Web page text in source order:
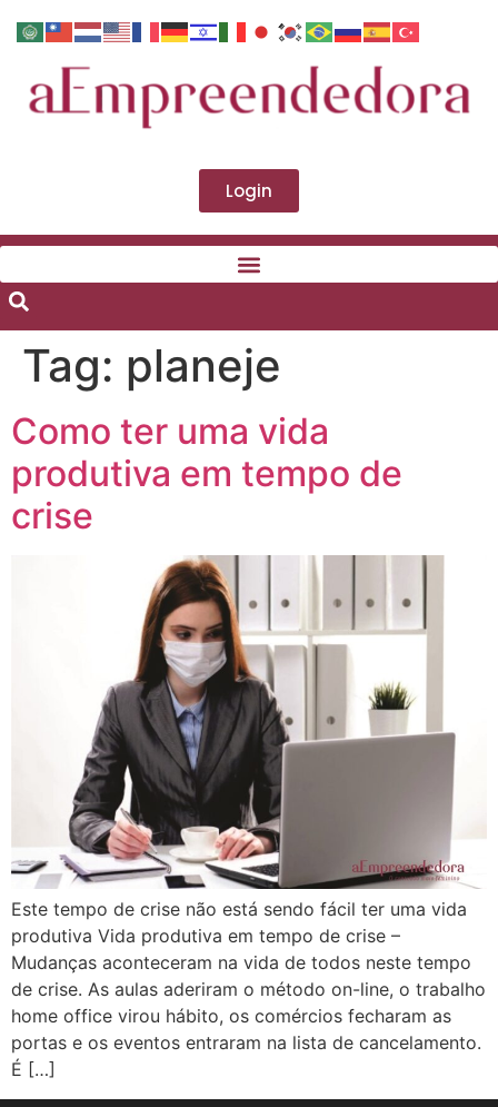
Login
Tag: planeje
Como ter uma vida
produtiva em tempo de
crise
Este tempo de crise não está sendo fácil ter uma vida
produtiva Vida produtiva em tempo de crise –
Mudanças aconteceram na vida de todos neste tempo
de crise. As aulas aderiram o método on-line, o trabalho
home office virou hábito, os comércios fecharam as
portas e os eventos entraram na lista de cancelamento.
É […]